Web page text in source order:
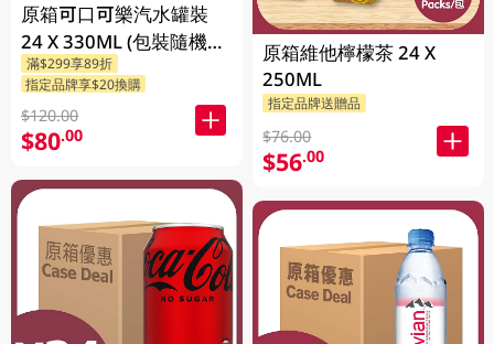
原箱可口可樂汽水罐裝
24 X 330ML (包裝隨機發
送)
滿$299享89折
指定品牌享$20換購
$120.00
$80.00
原箱維他檸檬茶 24 X
250ML
指定品牌送贈品
$76.00
$56.00